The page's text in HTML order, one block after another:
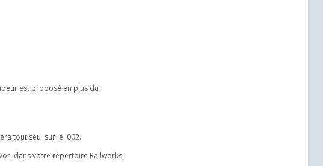
est proposé en plus du
tout seul sur le .002.
dans votre répertoire Railworks.